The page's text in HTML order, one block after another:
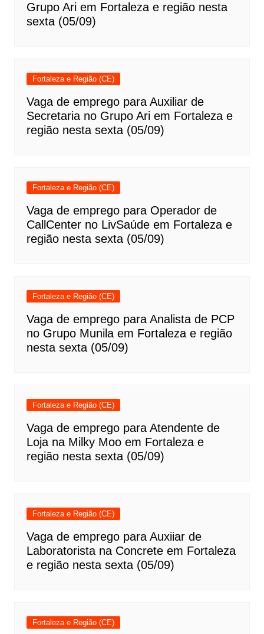
Grupo Ari em Fortaleza e região nesta
sexta (05/09)
Fortaleza e Região (CE)
Vaga de emprego para Auxiliar de
Secretaria no Grupo Ari em Fortaleza e
região nesta sexta (05/09)
Fortaleza e Região (CE)
Vaga de emprego para Operador de
CallCenter no LivSaúde em Fortaleza e
região nesta sexta (05/09)
Fortaleza e Região (CE)
Vaga de emprego para Analista de PCP
no Grupo Munila em Fortaleza e região
nesta sexta (05/09)
Fortaleza e Região (CE)
Vaga de emprego para Atendente de
Loja na Milky Moo em Fortaleza e
região nesta sexta (05/09)
Fortaleza e Região (CE)
Vaga de emprego para Auxiiar de
Laboratorista na Concrete em Fortaleza
e região nesta sexta (05/09)
Fortaleza e Região (CE)